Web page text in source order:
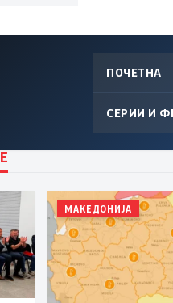
ПОЧЕТНА
СЕРИИ И
МАКЕДОНИЈА